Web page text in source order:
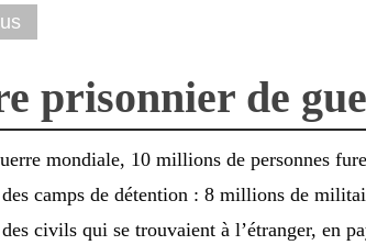
prisonnier de
mondiale, 10 millions de personnes
des camps de détention : 8 millions de
civils qui se trouvaient à l’étranger, en